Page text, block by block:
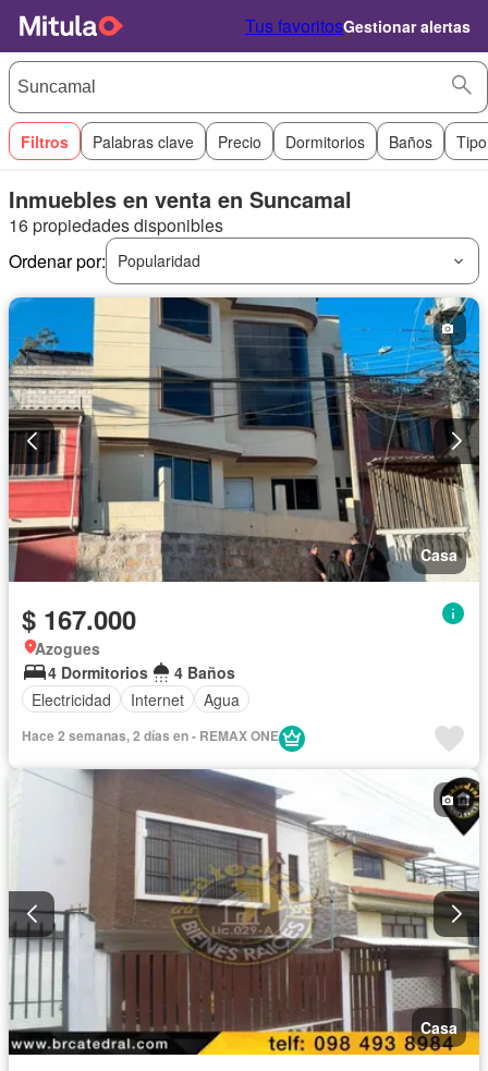
Tus favoritosGestionar alertas
Filtros Palabras clave Precio Dormitorios Baños
Inmuebles en venta en Suncamal
16 propiedades disponibles
Ordenar por:
Popularidad
Casa
$ 167.000
Azogues
4 Dormitorios
4 Baños
Electricidad
Internet Agua
Hace 2 semanas, 2 días en - REMAX ONE
Casa